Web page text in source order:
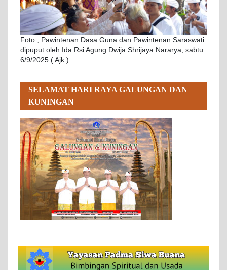
Foto ; Pawintenan Dasa Guna dan Pawintenan Saraswati
dipuput oleh Ida Rsi Agung Dwija Shrijaya Nararya, sabtu
6/9/2025 ( Ajk )
SELAMAT HARI RAYA GALUNGAN DAN
KUNINGAN